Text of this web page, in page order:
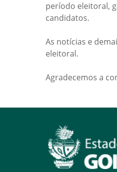
período eleitoral,
candidatos.
As notícias e
eleitoral.
Agradecemos a